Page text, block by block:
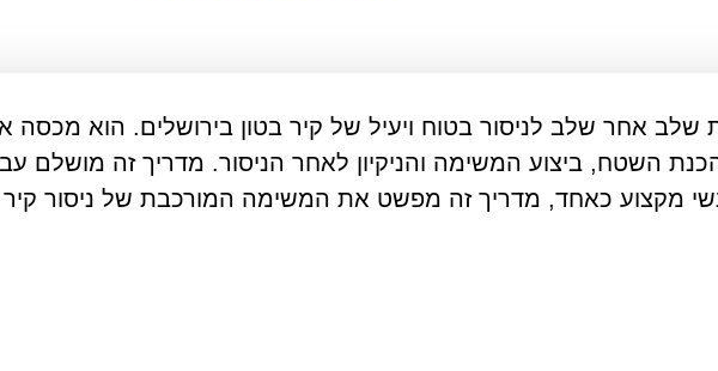
שלב אחר שלב לניסור בטוח ויעיל של קיר בטון בירושלים. הוא מכסה
השטח, ביצוע המשימה והניקיון לאחר הניסור. מדריך זה מושלם
מקצוע כאחד, מדריך זה מפשט את המשימה המורכבת של ניסור קיר